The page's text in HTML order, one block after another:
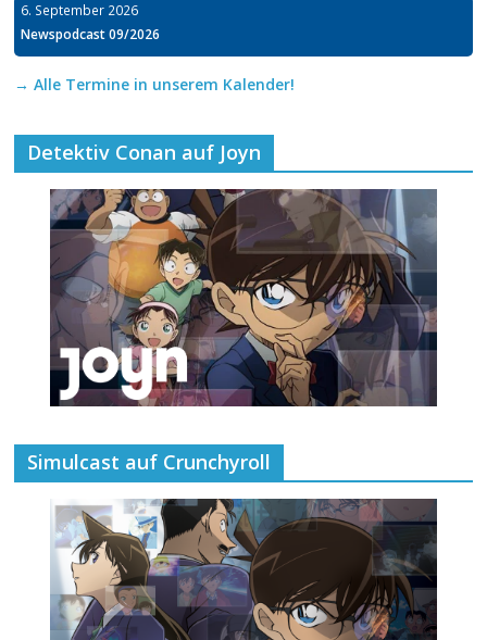
6. September 2026
Newspodcast 09/2026
→ Alle Termine in unserem Kalender!
Detektiv Conan auf Joyn
Simulcast auf Crunchyroll